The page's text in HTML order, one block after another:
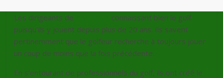
Les dirigeants de
connaissant bien le golf
puisqu’ils y jouent depuis plus de 20 ans. Ils savent
pertinemment que le golfeur recherche à toujours jouer
un coup de moins que la fois précédente.
En s’entourant de professionnels du golf, ils ont créé le